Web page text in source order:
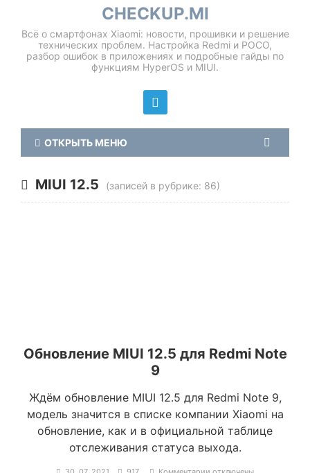
CHECKUP.MI
Всё о смартфонах Xiaomi: новости, прошивки и решение
технических проблем. Настройка Redmi и POCO,
разбор ошибок в приложениях и подробные гайды по
функциям HyperOS и MIUI.
ОТКРЫТЬ МЕНЮ
MIUI 12.5 (записей в рубрике: 86)
Обновление MIUI 12.5 для Redmi Note
9
Ждём обновление MIUI 12.5 для Redmi Note 9,
модель значится в списке компании Xiaomi на
обновление, как и в официальной таблице
отслеживания статуса выхода.